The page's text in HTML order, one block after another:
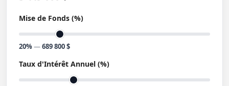
Mise de Fonds (%)
20%—689 800 $
Taux d'Intérêt Annuel (%)